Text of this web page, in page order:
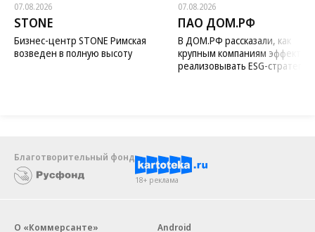
07.08.2026
STONE
Бизнес-центр STONE Римская
возведен в полную высоту
07.08.2026
ПАО ДОМ.РФ
В ДОМ.РФ рассказали, как
крупным компаниям
реализовывать ESG-стратегию
Благотворительный фонд
18+ реклама
О «Коммерсанте»
Android